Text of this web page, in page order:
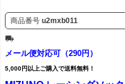
商品番号 u2mxb011
メール便対応可（290円）
5,000円以上ご購入で送料無料！